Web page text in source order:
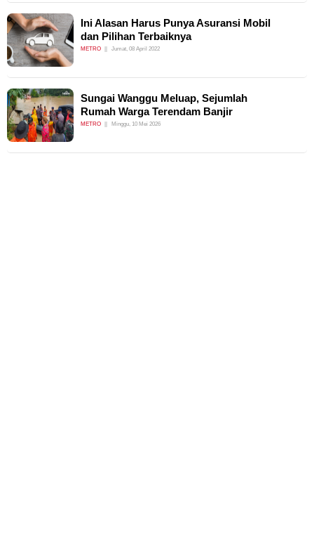
Ini Alasan Harus Punya Asuransi Mobil
dan Pilihan Terbaiknya
METRO Jumat, 08 April 2022
Sungai Wanggu Meluap, Sejumlah
Rumah Warga Terendam Banjir
METRO Minggu, 10 Mei 2026